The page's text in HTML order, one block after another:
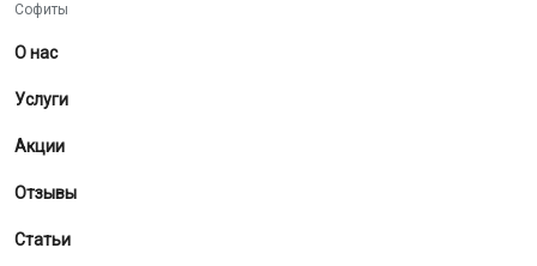
Софиты
О нас
Услуги
Акции
Отзывы
Статьи